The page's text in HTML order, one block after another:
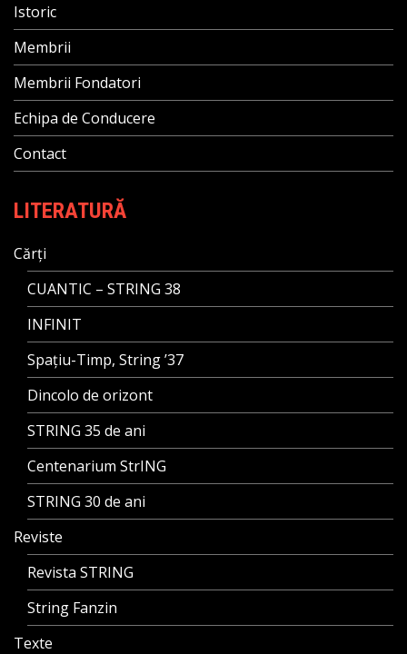
Istoric
Membrii
Membrii Fondatori
Echipa de Conducere
Contact
LITERATURĂ
Cărți
CUANTIC – STRING 38
INFINIT
Spațiu-Timp, String ’37
Dincolo de orizont
STRING 35 de ani
Centenarium StrING
STRING 30 de ani
Reviste
Revista STRING
String Fanzin
Texte